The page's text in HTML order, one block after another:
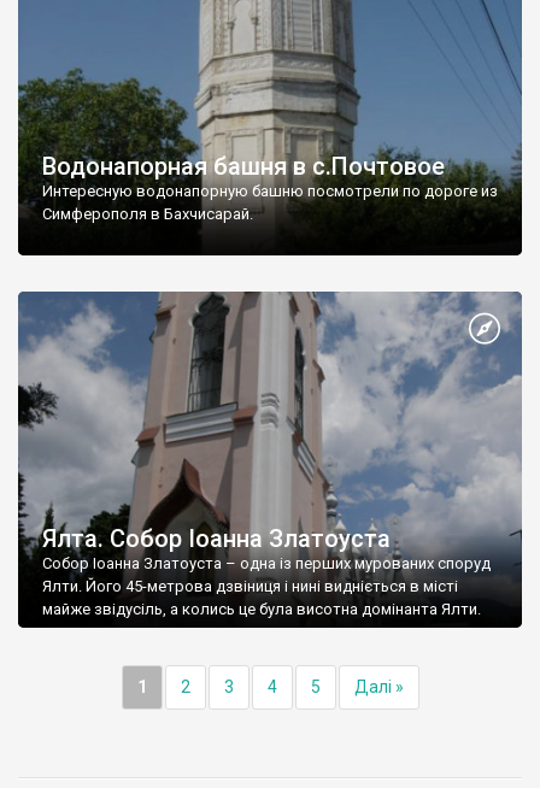
Водонапорная башня в с.Почтовое
Интересную водонапорную башню посмотрели по дороге из
Симферополя в Бахчисарай.
Ялта. Собор Іоанна Златоуста
Собор Іоанна Златоуста – одна із перших мурованих споруд
Ялти. Його 45-метрова дзвіниця і нині видніється в місті
майже звідусіль, а колись це була висотна домінанта Ялти.
1 2 3 4 5 Далі »